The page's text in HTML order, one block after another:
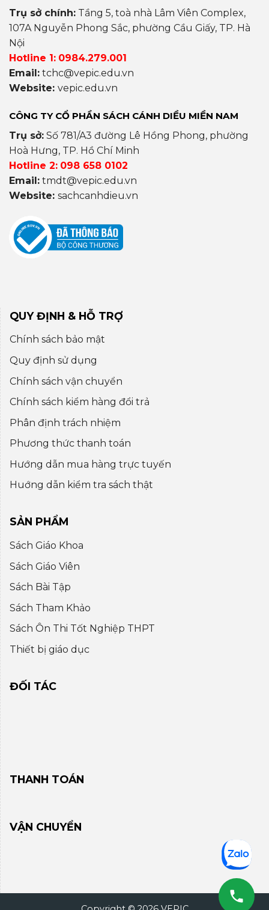
Trụ sở chính: Tầng 5, toà nhà Lâm Viên Complex,
107A Nguyễn Phong Sắc, phường Cầu Giấy, TP. Hà
Nội
Hotline 1: 0984.279.001
Email: tchc@vepic.edu.vn
Website: vepic.edu.vn
CÔNG TY CỔ PHẦN SÁCH CÁNH DIỀU MIỀN NAM
Trụ sở: Số 781/A3 đường Lê Hồng Phong, phường
Hoà Hưng, TP. Hồ Chí Minh
Hotline 2: 098 658 0102
Email: tmdt@vepic.edu.vn
Website: sachcanhdieu.vn
QUY ĐỊNH & HỖ TRỢ
Chính sách bảo mật
Quy định sử dụng
Chính sách vận chuyển
Chính sách kiểm hàng đổi trả
Phân định trách nhiệm
Phương thức thanh toán
Hướng dẫn mua hàng trực tuyến
Huớng dẫn kiểm tra sách thật
SẢN PHẨM
Sách Giáo Khoa
Sách Giáo Viên
Sách Bài Tập
Sách Tham Khảo
Sách Ôn Thi Tốt Nghiệp THPT
Thiết bị giáo dục
ĐỐI TÁC
THANH TOÁN
VẬN CHUYỂN